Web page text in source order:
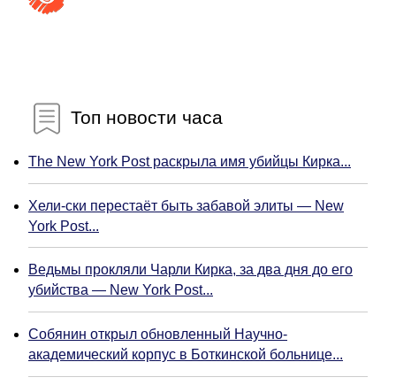
Топ новости часа
The New York Post раскрыла имя убийцы Кирка...
Хели-ски перестаёт быть забавой элиты — New
York Post...
Ведьмы прокляли Чарли Кирка, за два дня до его
убийства — New York Post...
Собянин открыл обновленный Научно-
академический корпус в Боткинской больнице...